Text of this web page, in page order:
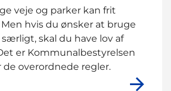
veje og parker kan frit
Men hvis du ønsker at bruge
skal du have lov af
er Kommunalbestyrelsen
overordnede regler.